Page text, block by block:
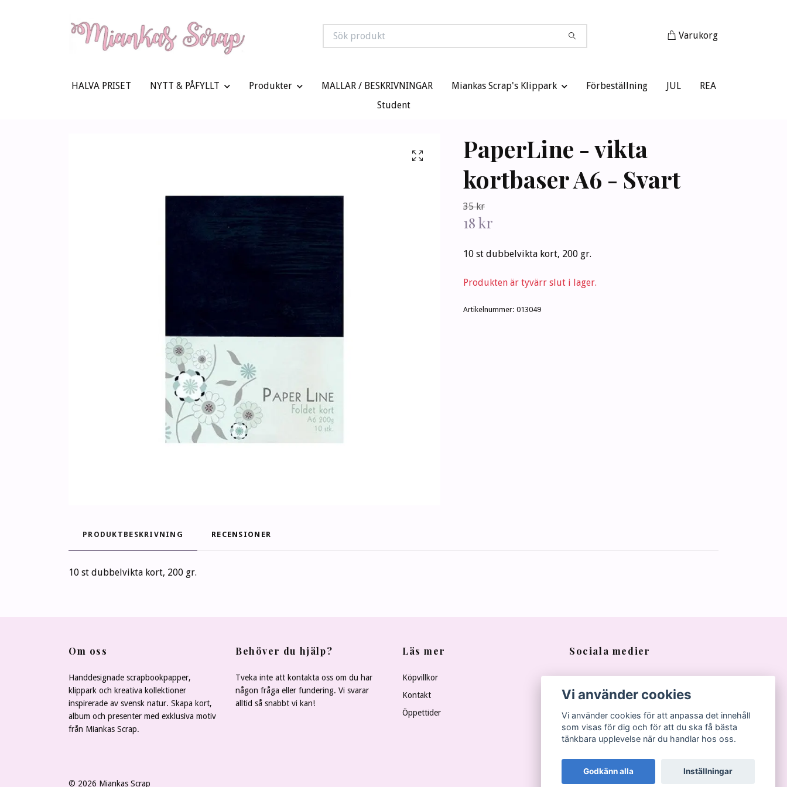
Varukorg
HALVA PRISET NYTT & PÅFYLLT Produkter MALLAR / BESKRIVNINGAR Miankas Scrap's Klippark Förbeställning JUL
REA
Student
PaperLine - vikta
kortbaser A6 - Svart
35 kr
18 kr
10 st dubbelvikta kort, 200 gr.
Produkten är tyvärr slut i lager.
Artikelnummer: 013049
PRODUKTBESKRIVNING RECENSIONER
10 st dubbelvikta kort, 200 gr.
Om oss
Handdesignade scrapbookpapper,
klippark och kreativa kollektioner
inspirerade av svensk natur. Skapa kort,
album och presenter med exklusiva motiv
från Miankas Scrap.
Behöver du hjälp?
Tveka inte att kontakta oss om du har
någon fråga eller fundering. Vi svarar
alltid så snabbt vi kan!
Läs mer
Köpvillkor
Kontakt
Öppettider
Sociala medier
© 2026 Miankas Scrap
Vi använder cookies
Vi använder cookies för att anpassa det innehåll
som visas för dig och för att du ska få bästa
tänkbara upplevelse när du handlar hos oss.
Godkänn alla Inställningar